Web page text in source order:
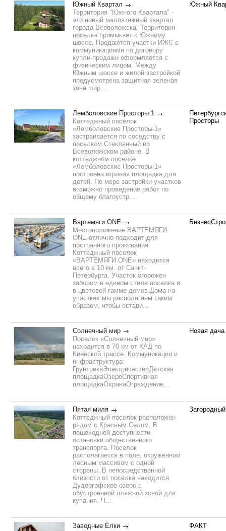
Южный Квартал
Территория "Южного Квартала" -
это новый малоэтажный квартал
города Всеволожска. Территория
поселка примыкает к Южному
шоссе. Продаются участки ИЖС с
коммуникациями по договору
купли-продажи оформляется с
физическим лицом. Между
Южным шоссе и жилой застройкой
предусмотрена защитная зеленая
зона шир...
Южный
Лемболовские Просторы 1
Коттеджный поселок
«Лемболовские Просторы-1»
застраивается по соседству с
поселком Стеклянный во
Всеволожском районе. В
коттеджном поселке
«Лемболовские Просторы-1»
построена игровая площадка для
детей. По мере застройки участков
возможно проведение работ по
общему благоустр...
Просторы
Вартемяги ONE
Местоположение ВАРТЕМЯГИ
ONE отлично подходит для
постоянного проживания.
Коттеджный поселок
«ВАРТЕМЯГИ ONE» находится
всего в 10 км. от Санкт-
Петербурга. Участок огорожен
забором в едином стиле поселка и
в цветовой гамме домов.Дома на
участках мы располагаем таким
образом, чтобы остави...
Солнечный мир
Поселок «Солнечный мир»
находится в 70 км от КАД по
Киевской трассе. Коммуникации и
инфраструктура:
ГрунтовкаЭлектричествоДетская
площадкаОзероСпортивная
площадкаОхранаОграждение...
Новая дача
Пятая миля
Коттеджный поселок расположен
рядом с Красным Селом. В
пешеходной доступности
остановки общественного
транспорта. Поселок
располагается в поле, окруженном
лесным массивом с одной
стороны. В непосредственной
близости от поселка находится
Дудергофское озеро с
обустроенной пляжной зоной для
купания. Ч...
Заводные Ёлки
ФАКТ